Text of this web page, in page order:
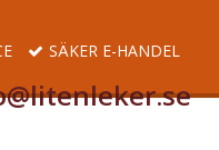
SÄKER E-HANDEL